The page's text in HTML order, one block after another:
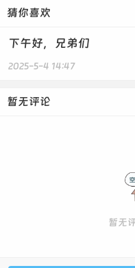
猜你喜欢
下午好，兄弟们
2025-5-4 14:47
暂无评论
暂无